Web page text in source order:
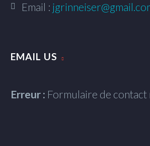
Email :
EMAIL US
Erreur : Formulaire de contact